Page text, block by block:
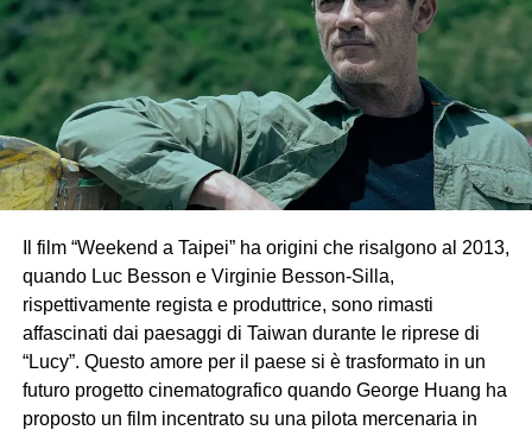
Il film “Weekend a Taipei” ha origini che risalgono al 2013,
quando Luc Besson e Virginie Besson-Silla,
rispettivamente regista e produttrice, sono rimasti
affascinati dai paesaggi di Taiwan durante le riprese di
“Lucy”. Questo amore per il paese si è trasformato in un
futuro progetto cinematografico quando George Huang ha
proposto un film incentrato su una pilota mercenaria in